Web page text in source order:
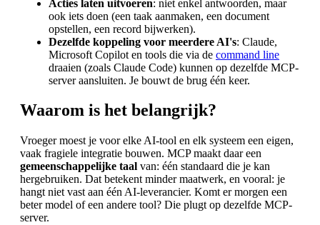
Acties laten uitvoeren: niet enkel antwoorden, maar
ook iets doen (een taak aanmaken, een document
opstellen, een record bijwerken).
Dezelfde koppeling voor meerdere AI's: Claude,
Microsoft Copilot en tools die via de command line
draaien (zoals Claude Code) kunnen op dezelfde MCP-
server aansluiten. Je bouwt de brug één keer.
Waarom is het belangrijk?
Vroeger moest je voor elke AI-tool en elk systeem een eigen,
vaak fragiele integratie bouwen. MCP maakt daar een
gemeenschappelijke taal van: één standaard die je kan
hergebruiken. Dat betekent minder maatwerk, en vooral: je
hangt niet vast aan één AI-leverancier. Komt er morgen een
beter model of een andere tool? Die plugt op dezelfde MCP-
server.